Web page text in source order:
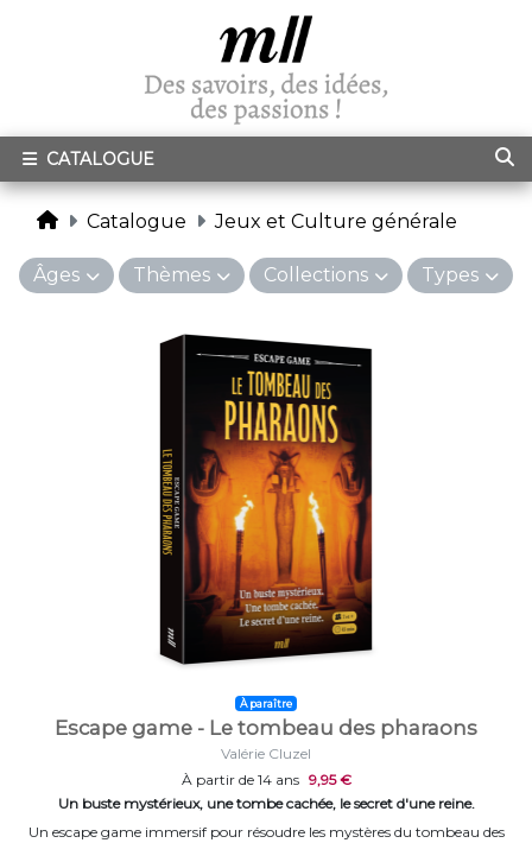
CATALOGUE
Catalogue Jeux et Culture générale
Âges Thèmes Collections Types
À paraître
Escape game - Le tombeau des pharaons
Valérie Cluzel
À partir de 14 ans 9,95 €
Un buste mystérieux, une tombe cachée, le secret d'une reine.
Un escape game immersif pour résoudre les mystères du tombeau des